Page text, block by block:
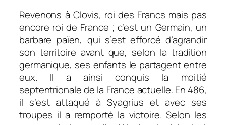
Revenons à Clovis, roi des Francs mais pas
encore roi de France ; c’est un Germain, un
barbare païen, qui s’est efforcé d’agrandir
son territoire avant que, selon la tradition
germanique, ses enfants le partagent entre
eux. Il a ainsi conquis la moitié
septentrionale de la France actuelle. En 486,
il s’est attaqué à Syagrius et avec ses
troupes il a remporté la victoire. Selon les